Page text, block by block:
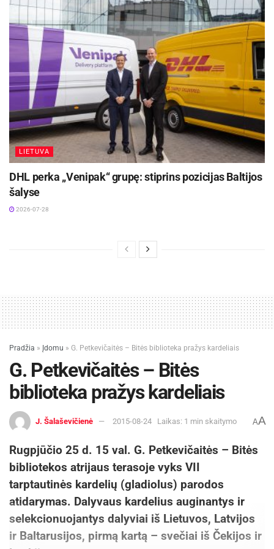
Vyriausiasis varžybų teisėjas
Borisas Sockis
LIETUVA
DHL perka „Venipak“ grupę: stiprins pozicijas Baltijos
šalyse
2026-07-28
Pradžia » Įdomu » G. Petkevičaitės – Bitės biblioteka pražys kardeliais
G. Petkevičaitės – Bitės
biblioteka pražys kardeliais
J. Šalaševičienė 2015-08-24 Laikas: 1 min skaitymo AA
Rugpjūčio 25 d. 15 val. G. Petkevičaitės – Bitės
bibliotekos atrijaus terasoje vyks VII
tarptautinės kardelių (gladiolus) parodos
atidarymas. Dalyvaus kardelius auginantys ir
selekcionuojantys dalyviai iš Lietuvos, Latvijos
ir Baltarusijos, pirmą kartą – svečiai iš Čekijos ir